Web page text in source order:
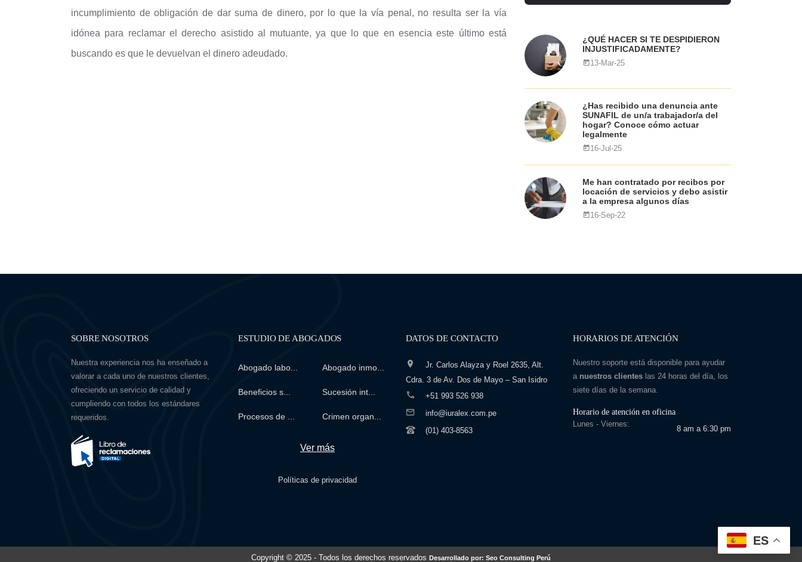
incumplimiento de obligación de dar suma de dinero, por lo que la vía penal, no resulta ser la vía
idónea para reclamar el derecho asistido al mutuante, ya que lo que en esencia este último está
buscando es que le devuelvan el dinero adeudado.
¿QUÉ HACER SI TE DESPIDIERON
INJUSTIFICADAMENTE?
13-Mar-25
¿Has recibido una denuncia ante
SUNAFIL de un/a trabajador/a del
hogar? Conoce cómo actuar
legalmente
16-Jul-25
Me han contratado por recibos por
locación de servicios y debo asistir
a la empresa algunos días
16-Sep-22
SOBRE NOSOTROS
Nuestra experiencia nos ha enseñado a
valorar a cada uno de nuestros clientes,
ofreciendo un servicio de calidad y
cumpliendo con todos los estándares
requeridos.
ESTUDIO DE ABOGADOS
Abogado labo... Abogado inmo...
Beneficios s... Sucesión int...
Procesos de ... Crimen organ...
Ver más
Políticas de privacidad
DATOS DE CONTACTO
Jr. Carlos Alayza y Roel 2635, Alt.
Cdra. 3 de Av. Dos de Mayo – San Isidro
+51 993 526 938
info@iuralex.com.pe
(01) 403-8563
HORARIOS DE ATENCIÓN
Nuestro soporte está disponible para ayudar
a nuestros clienteslas 24 horas del día, los
siete días de la semana.
Horario de atención en oficina
Lunes - Viernes:
8 am a 6:30 pm
Copyright © 2025 - Todos los derechos reservados Desarrollado por: Seo Consulting Perú
ES